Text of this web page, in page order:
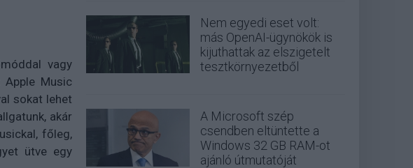
vagy
Music
sokat lehet
akár
főleg,
ütve egy
Nem egyedi eset volt:
más OpenAI-ügynökök is
kijuthattak az elszigetelt
tesztkörnyezetből
A Microsoft szép
csendben eltüntette a
Windows 32 GB RAM-ot
ajánló útmutatóját